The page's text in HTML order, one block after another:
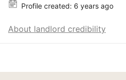
Profile created: 6 years ago
About landlord credibility